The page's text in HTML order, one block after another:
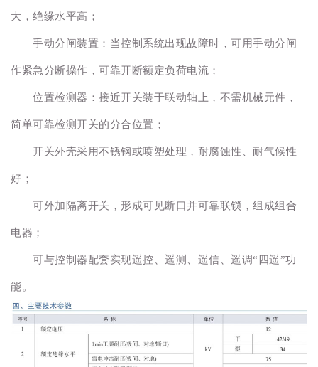
大，绝缘水平高；
手动分闸装置：当控制系统出现故障时，可用手动分闸
作紧急分断操作，可靠开断额定负荷电流；
位置检测器：接近开关装于联动轴上，不需机械元件，
简单可靠检测开关的分合位置；
开关外壳采用不锈钢或喷塑处理，耐腐蚀性、耐气候性
好；
可外加隔离开关，形成可见断口并可靠联锁，组成组合
电器；
可与控制器配套实现遥控、遥测、遥信、遥调“四遥”功
能。